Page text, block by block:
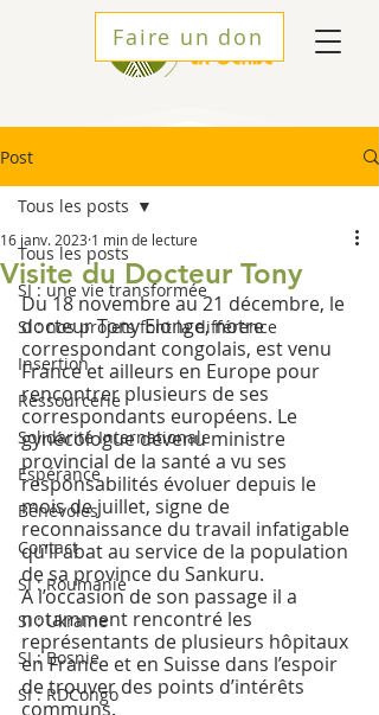
Faire un don
Post
Tous les posts
SI : une vie transformée
SI : nos projets font la différence
Insertion
Ressourcerie
Solidarité Internationale
Espérance
Bénévoles
Contact
SI : Roumanie
SI : Ukraine
SI : Bosnie
SI : RDCongo
Tous les posts
Visite du Docteur Tony
16 janv. 2023 1 min de lecture
Du 18 novembre au 21 décembre, le
docteur Tony Elonge, notre
correspondant congolais, est venu
France et ailleurs en Europe pour
rencontrer plusieurs de ses
correspondants européens. Le
gynécologue devenu ministre
provincial de la santé a vu ses
responsabilités évoluer depuis le
mois de juillet, signe de
reconnaissance du travail infatigable
qu’il abat au service de la population
de sa province du Sankuru.
A l’occasion de son passage il a
notamment rencontré les
représentants de plusieurs hôpitaux
en France et en Suisse dans l’espoir
de trouver des points d’intérêts
communs.